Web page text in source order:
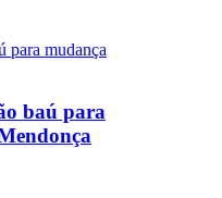
baú para